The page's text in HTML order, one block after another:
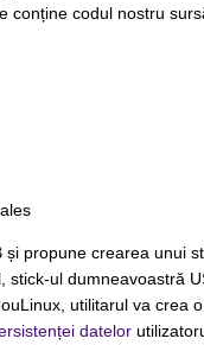
conține codul nostru
propune crearea unui
stick-ul dumneavoastră
utilitarul va crea
datelor